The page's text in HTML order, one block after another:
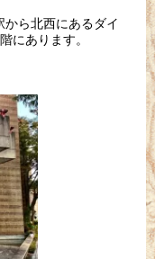
ら北西にあるダイ
にあります。